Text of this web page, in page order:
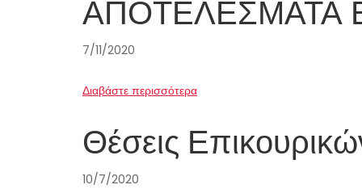
ΑΠΟΤΕΛΕΣΜΑΤΑ
7/11/2020
Διαβάστε περισσότερα
Θέσεις
10/7/2020